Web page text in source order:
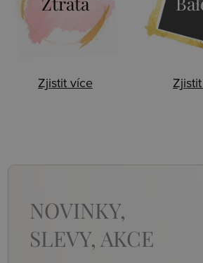
Zjistit více
NOVINKY,
SLEVY, AKCE